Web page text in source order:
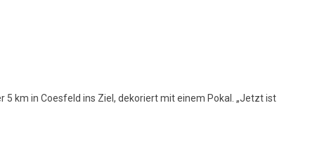
km in Coesfeld ins Ziel, dekoriert mit einem Pokal. „Jetzt ist